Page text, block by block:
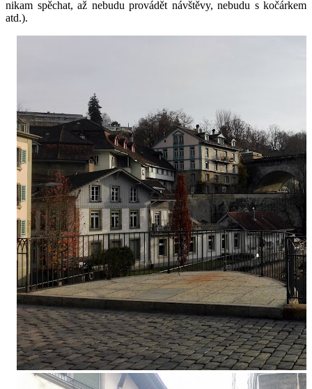
nikam spěchat, až nebudu provádět návštěvy, nebudu s kočárkem
atd.).